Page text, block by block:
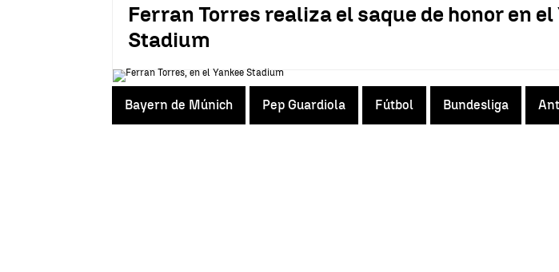
Ferran Torres realiza el saque de honor en el
Stadium
Bayern de Múnich Pep Guardiola Fútbol Bundesliga